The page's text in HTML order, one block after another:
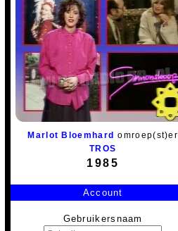
Marlot Bloemhard omroep(st)er
TROS
1985
Account
Gebruikersnaam